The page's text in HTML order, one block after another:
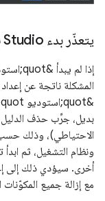
يتعذّر بدء Studio بعد الترقية
المشكلة ناتجة عن
بديل، جرِّب حذف الدليل
مع إزالة جميع